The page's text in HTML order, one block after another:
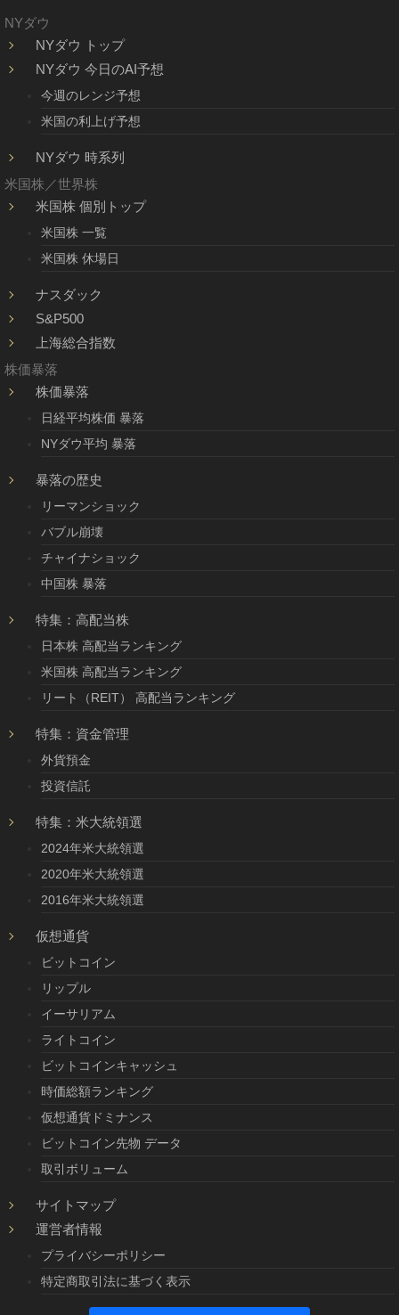
NYダウ
NYダウ トップ
NYダウ 今日のAI予想
今週のレンジ予想
米国の利上げ予想
NYダウ 時系列
米国株／世界株
米国株 個別トップ
米国株 一覧
米国株 休場日
ナスダック
S&P500
上海総合指数
株価暴落
株価暴落
日経平均株価 暴落
NYダウ平均 暴落
暴落の歴史
リーマンショック
バブル崩壊
チャイナショック
中国株 暴落
特集：高配当株
日本株 高配当ランキング
米国株 高配当ランキング
リート（REIT） 高配当ランキング
特集：資金管理
外貨預金
投資信託
特集：米大統領選
2024年米大統領選
2020年米大統領選
2016年米大統領選
仮想通貨
ビットコイン
リップル
イーサリアム
ライトコイン
ビットコインキャッシュ
時価総額ランキング
仮想通貨ドミナンス
ビットコイン先物 データ
取引ボリューム
サイトマップ
運営者情報
プライバシーポリシー
特定商取引法に基づく表示